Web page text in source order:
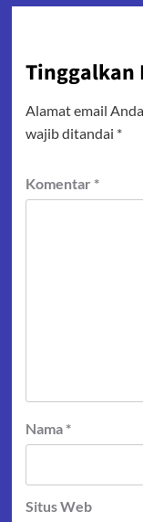
Tinggalkan
Alamat email
wajib ditandai *
Komentar *
Nama *
Situs Web